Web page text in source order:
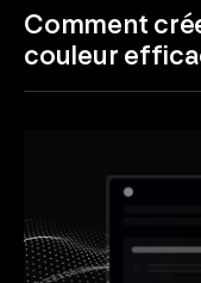
Comment
couleur